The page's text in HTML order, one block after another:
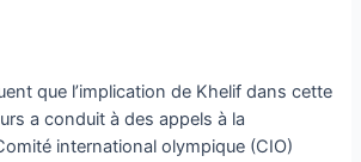
que l’implication de Khelif dans cette
a conduit à des appels à la
international olympique (CIO)